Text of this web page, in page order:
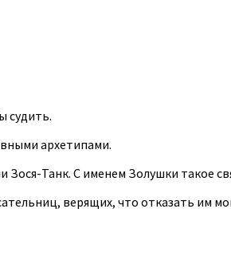
судить.
архетипами.
Танк. С именем Золушки такое
верящих, что отказать им